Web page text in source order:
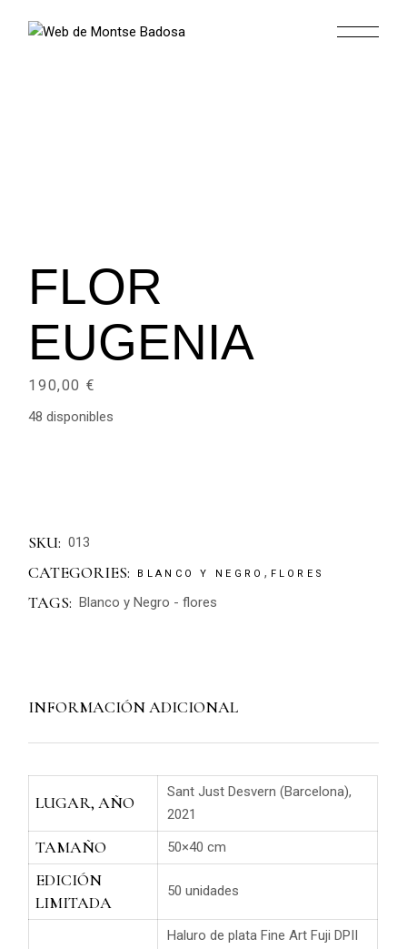
FLOR
EUGENIA
190,00 €
48 disponibles
SKU: 013
CATEGORIES: BLANCO Y NEGRO , FLORES
TAGS: Blanco y Negro -flores
INFORMACIÓN ADICIONAL
LUGAR, AÑO
Sant Just Desvern (Barcelona),
2021
TAMAÑO 50×40 cm
EDICIÓN
LIMITADA
50 unidades
Haluro de plata Fine Art Fuji DPII